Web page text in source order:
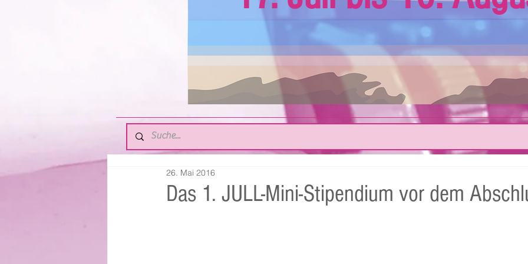
Das 1. JULL-Mini-Stipendium vor dem
26. Mai 2016